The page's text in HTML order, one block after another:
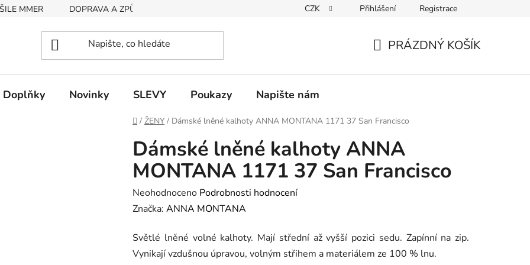
MMER DOPRAVA A ZPŮSOB PLATBY 30 DNÍ NA ROZMYŠLENOU VRÁCENÍ ZBOŽÍ
CZK Přihlášení Registrace
PRÁZDNÝ KOŠÍK
Doplňky Novinky SLEVY Poukazy Napište nám
Domů
/ ŽENY / Dámské lněné kalhoty ANNA MONTANA 1171 37 San Francisco
Dámské lněné kalhoty ANNA
MONTANA 1171 37 San Francisco
Průměrné
hodnocení
je
0,0
Neohodnoceno Podrobnosti hodnocení
Značka: ANNA MONTANA
Světlé lněné volné kalhoty. Mají střední až vyšší pozici sedu. Zapínní na zip.
Vynikají vzdušnou úpravou, volným střihem a materiálem ze 100 % lnu.